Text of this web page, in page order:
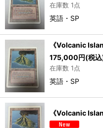
在庫数 1点
英語・SP
《Volcanic
175,000円(税
在庫数 1点
英語・SP
《Volcanic